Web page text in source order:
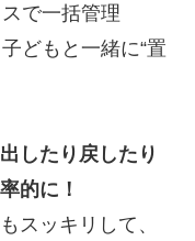
で一括管理
どもと一緒に“置
したり戻したり
的に！
スッキリして、